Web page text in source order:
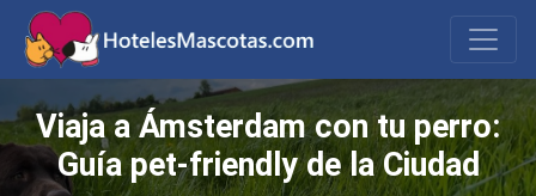
Viaja a Ámsterdam con tu perro:
Guía pet-friendly de la Ciudad